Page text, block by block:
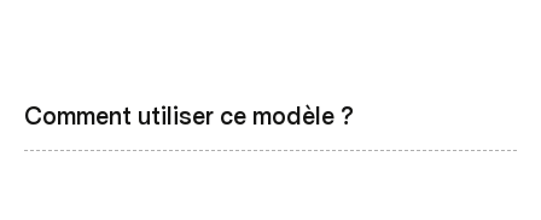
Comment utiliser ce modèle ?